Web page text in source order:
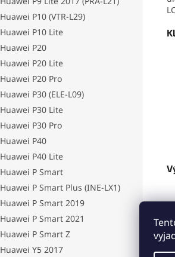
Huawei P10 (VTR-L29)
Huawei P10 Lite
Huawei P20
Huawei P20 Lite
Huawei P20 Pro
Huawei P30 (ELE-L09)
Huawei P30 Lite
Huawei P30 Pro
Huawei P40
Huawei P40 Lite
Huawei P Smart
Huawei P Smart Plus (INE-LX1)
Huawei P Smart 2019
Huawei P Smart 2021
Huawei P Smart Z
Huawei Y5 2017